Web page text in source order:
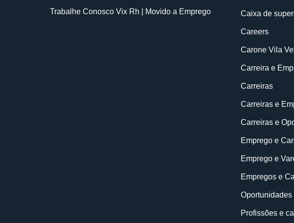
Trabalhe Conosco Vix Rh | Movido a Emprego Caixa de
Careers
Carone Vila
Carreira e
Carreiras
Carreiras e
Carreiras e
Emprego e
Emprego e
Empregos e
Profissões e